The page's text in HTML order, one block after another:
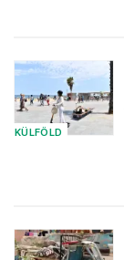
KÜLFÖLD